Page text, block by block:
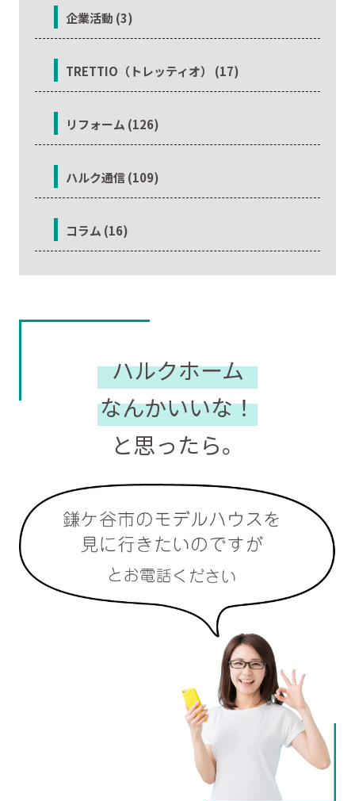
企業活動 (3)
TRETTIO（トレッティオ） (17)
リフォーム (126)
ハルク通信 (109)
コラム (16)
ハルクホーム
なんかいいな！
と思ったら。